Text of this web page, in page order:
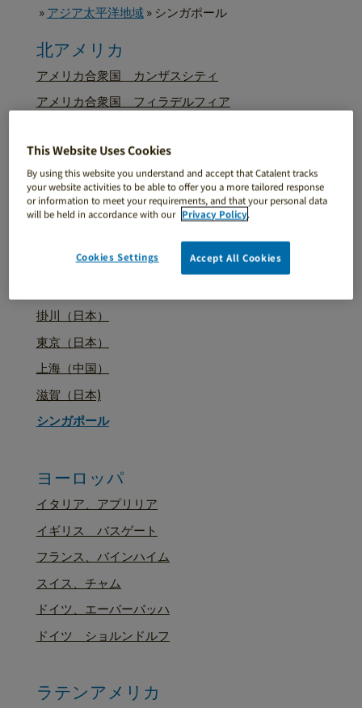
»アジア太平洋地域» シンガポール
北アメリカ
アメリカ合衆国 カンザスシティ
アメリカ合衆国 フィラデルフィア
アメリカ合衆国 サンディエゴ
カナダ、ストラスロイ
アメリカ合衆国、ウィンチェスター
掛川（日本）
東京（日本）
上海（中国）
滋賀（日本)
シンガポール
ヨーロッパ
イタリア、アプリリア
イギリス バスゲート
フランス、バインハイム
スイス、チャム
ドイツ、エーバーバッハ
ドイツ ショルンドルフ
ラテンアメリカ
This Website Uses Cookies
By using this website you understand and accept that Catalent tracks
your website activities to be able to offer you a more tailored response
or information to meet your requirements, and that your personal data
will be held in accordance with our Privacy Policy.
Cookies Settings Accept All Cookies